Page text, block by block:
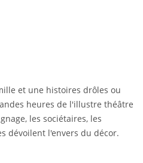
et une histoires drôles ou
heures de l'illustre théâtre
les sociétaires, les
dévoilent l'envers du décor.